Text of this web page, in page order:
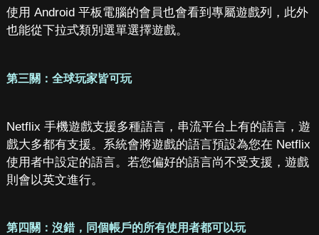
使用 Android 平板電腦的會員也會看到專屬遊戲列，此外
也能從下拉式類別選單選擇遊戲。
第三關：全球玩家皆可玩
Netflix 手機遊戲支援多種語言，串流平台上有的語言，遊
戲大多都有支援。系統會將遊戲的語言預設為您在 Netflix
使用者中設定的語言。若您偏好的語言尚不受支援，遊戲
則會以英文進行。
第四關：沒錯，同個帳戶的所有使用者都可以玩